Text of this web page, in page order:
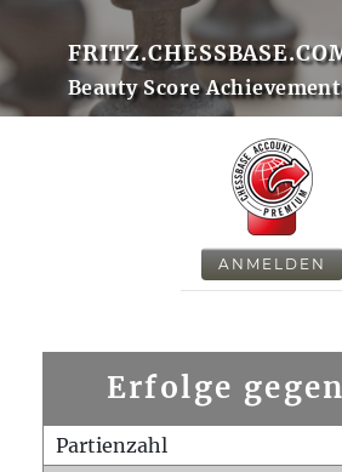
Beauty Score
ANMELDEN
Erfolge
Partienzahl